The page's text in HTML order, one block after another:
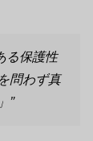
る保護性
問わず真
”